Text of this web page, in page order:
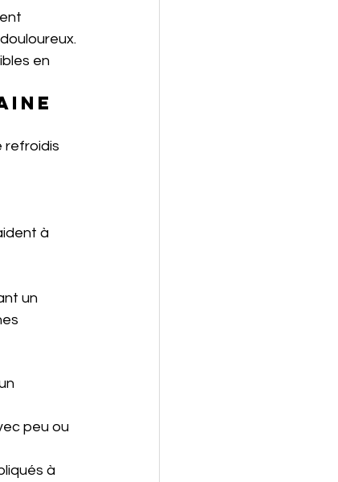
en
refroidis
à
un
peu ou
à